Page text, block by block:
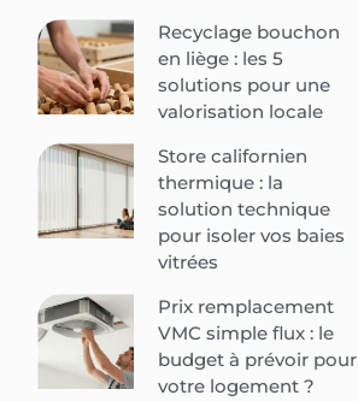
Recyclage bouchon
en liège : les 5
solutions pour une
valorisation locale
Store californien
thermique : la
solution technique
pour isoler vos baies
vitrées
Prix remplacement
VMC simple flux : le
budget à prévoir pour
votre logement ?